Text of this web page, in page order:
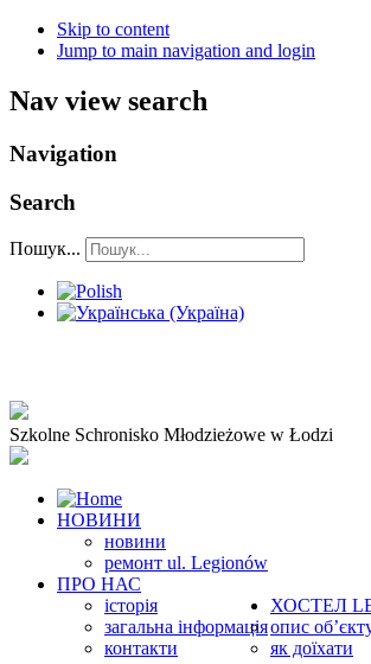
Skip to content
Jump to main navigation and login
Nav view search
Navigation
Search
Пошук...
Szkolne Schronisko Młodzieżowe w Łodzi
НОВИНИ
новини
ремонт ul. Legionów
ПРО НАС
історія
загальна інформація
контакти
ХОСТЕЛ
опис
як доїхати